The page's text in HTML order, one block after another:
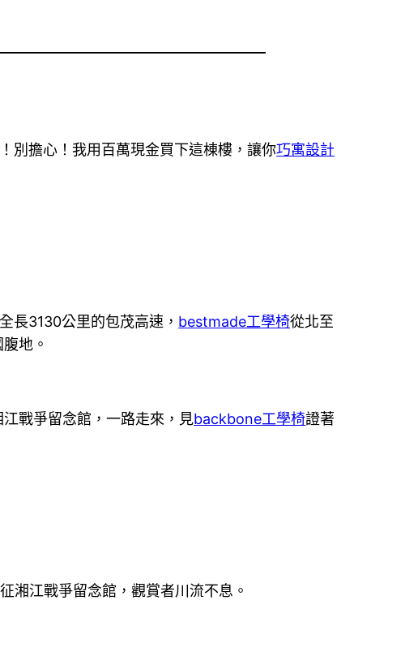
別擔心！我用百萬現金買下這棟樓，讓你巧寓設計
全長3130公里的包茂高速， bestmade工學椅從北至
地。
戰爭留念館，一路走來，見backbone工學椅證著
湘江戰爭留念館，觀賞者川流不息。